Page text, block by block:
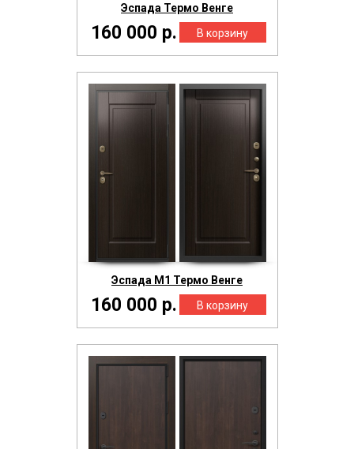
Эспада Термо Венге
160 000 р.
Эспада М1 Термо Венге
160 000 р.